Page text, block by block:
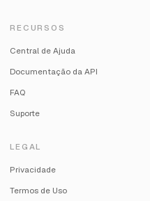
RECURSOS
Central de Ajuda
Documentação da API
FAQ
Suporte
LEGAL
Privacidade
Termos de Uso